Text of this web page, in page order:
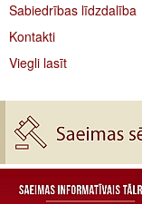
Sabiedrības līdzdalība
Kontakti
Viegli lasīt